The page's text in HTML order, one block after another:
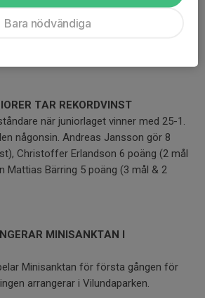
andraplatsen i slutändan är värt
serieläggningen är gjord. Målskyttar i
TAR REKORDVINST
när juniorlaget vinner med 25-1.
någonsin. Andreas Jansson gör 8
Christoffer Erlandson 6 poäng (2 mål
Mattias Bärring 5 poäng (3 mål & 2
MINISANKTAN I
Minisanktan för första gången för
arrangerar i Vilundaparken.
Bara nödvändiga